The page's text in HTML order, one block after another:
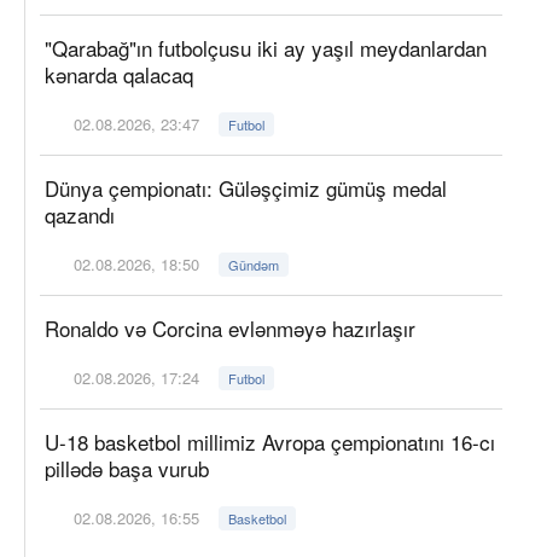
"Qarabağ"ın futbolçusu iki ay yaşıl meydanlardan
kənarda qalacaq
02.08.2026, 23:47 Futbol
Dünya çempionatı: Güləşçimiz gümüş medal
qazandı
02.08.2026, 18:50 Gündəm
Ronaldo və Corcina evlənməyə hazırlaşır
02.08.2026, 17:24 Futbol
U-18 basketbol millimiz Avropa çempionatını 16-cı
pillədə başa vurub
02.08.2026, 16:55 Basketbol